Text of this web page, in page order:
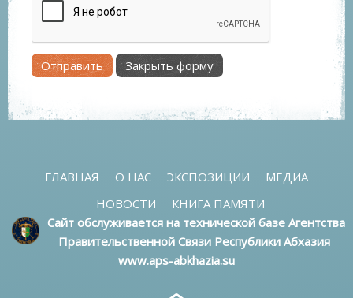
Отправить Закрыть форму
ГЛАВНАЯ О НАС ЭКСПОЗИЦИИ
МЕДИА
НОВОСТИ
КНИГА ПАМЯТИ
Сайт обслуживается на технической базе Агентства
Правительственной Связи Республики Абхазия
www.aps-abkhazia.su